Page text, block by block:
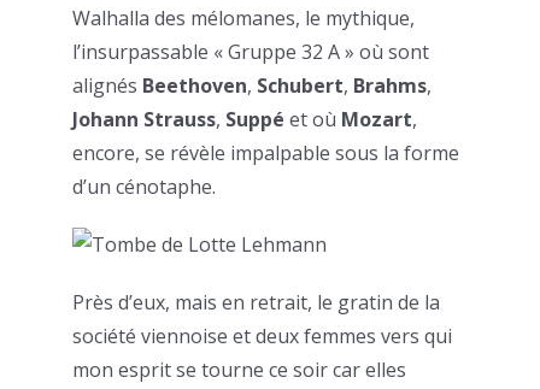
Walhalla des mélomanes, le mythique,
l’insurpassable « Gruppe 32 A » où sont
alignés Beethoven, Schubert, Brahms,
Johann Strauss, Suppé et où Mozart,
encore, se révèle impalpable sous la forme
d’un cénotaphe.
Près d’eux, mais en retrait, le gratin de la
société viennoise et deux femmes vers qui
mon esprit se tourne ce soir car elles